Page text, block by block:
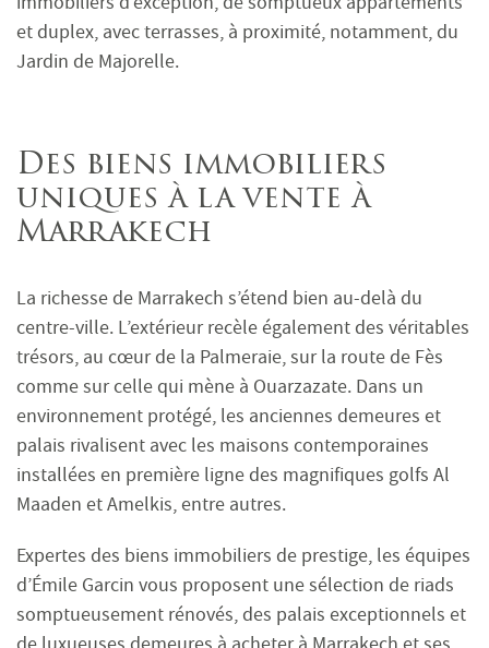
et duplex, avec terrasses, à proximité, notamment, du
Jardin de Majorelle.
Des biens immobiliers
uniques à la vente à
Marrakech
La richesse de Marrakech s’étend bien au-delà du
centre-ville. L’extérieur recèle également des véritables
trésors, au cœur de la Palmeraie, sur la route de Fès
comme sur celle qui mène à Ouarzazate. Dans un
environnement protégé, les anciennes demeures et
palais rivalisent avec les maisons contemporaines
installées en première ligne des magnifiques golfs Al
Maaden et Amelkis, entre autres.
Expertes des biens immobiliers de prestige, les équipes
d’Émile Garcin vous proposent une sélection de riads
somptueusement rénovés, des palais exceptionnels et